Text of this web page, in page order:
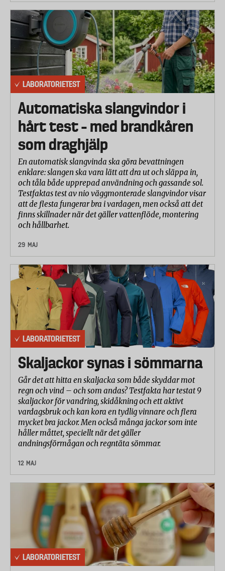
inkörning.
Häcksaxarna har testats på två olika typer av häckar,
bladhäck (bok), och barrhäck (cypress). Båda typerna
av häckar har klippts vertikalt och horisontellt,
häckens ovansida, av tre olika testpersoner.
Mätning har gjorts av hur lång tid det tagit
respektive testperson att klippa en yta 10
kvadratmeter längs med häckarna, vertikalt, samt en
yta på 5 kvadratmeter på häckarnas ovansidor,
horisontellt.
Kvaliteten på klippningen har bedömts enligt en
skala på 1 till 5, där 5 är ett utmärkt resultat och 1 ett
dåligt resultat.
Fotografering har skett under hela testet för att visa
skillnaderna i klippkvalitet.
Alla problem som uppkommit, till exempel att
häcksaxen hänger sig, fastnar eller inte går igenom
tjocka grenar, har antecknats.
Tre erfarna laboratorietekniker har genomfört
testet. En av de två manliga testpersonerna är
vänsterhänt. Den tredje personen är kvinna och
utbildad ergonom, vilket innebär att hon även tagit
hänsyn till hur äldre och personer med nedsatt
funktion skulle kunna hantera häcksaxarna.
Laboratorieteknikerna har gjort en bedömning av
varje häcksax enligt följande kriterier:
– Handtagens utformning och placering
– Häcksaxens viktbalans
– Reglagens placering och funktion
– Byte från vertikal till horisontell klippning
– Klippning av häckens ovansida (räckvidd)
– Vertikal klippning ovan axelhöjd
– Klippning i svepande rörelser
– Ljudnivå och vibrationer
klippning
Samtliga moment har betygsatts enligt en
femgradig skala där 5 innebär mycket lätt att
använda (mycket bra) och 1 mycket svår att använda
Betygen från respektive delmoment har viktats
LABORATORIETEST
Automatiska slangvindor i
hårt test – med brandkåren
som draghjälp
En automatisk slangvinda ska göra bevattningen
enklare: slangen ska vara lätt att dra ut och släppa in,
och tåla både upprepad användning och gassande sol.
Testfaktas test av nio väggmonterade slangvindor visar
att de flesta fungerar bra i vardagen, men också att det
finns skillnader när det gäller vattenflöde, montering
och hållbarhet.
29 MAJ
LABORATORIETEST
Skaljackor synas i sömmarna
Går det att hitta en skaljacka som både skyddar mot
regn och vind – och som andas? Testfakta har testat 9
skaljackor för vandring, skidåkning och ett aktivt
vardagsbruk och kan kora en tydlig vinnare och flera
mycket bra jackor. Men också många jackor som inte
håller måttet, speciellt när det gäller
andningsförmågan och regntäta sömmar.
12 MAJ
LABORATORIETEST